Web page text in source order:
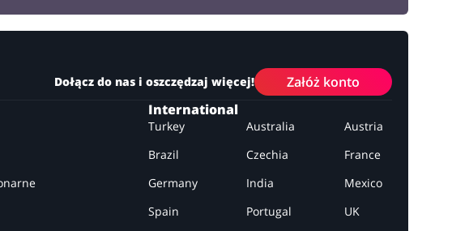
Dołącz do nas i oszczędzaj więcej! Załóż konto
International
Turkey Australia
Austria
Brazil
Czechia
France
Germany
India
Mexico
Spain
Portugal
UK